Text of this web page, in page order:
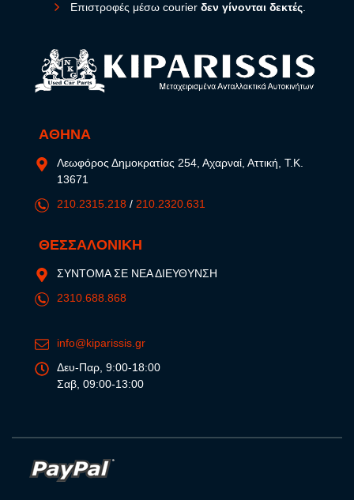
Επιστροφές μέσω courier δεν γίνονται δεκτές.
ΑΘΗΝΑ
Λεωφόρος Δημοκρατίας 254, Αχαρναί, Αττική, Τ.Κ.
13671
210.2315.218 / 210.2320.631
ΘΕΣΣΑΛΟΝΙΚΗ
ΣΥΝΤΟΜΑ ΣΕ ΝΕΑ ΔΙΕΥΘΥΝΣΗ
2310.688.868
info@kiparissis.gr
Δευ-Παρ, 9:00-18:00
Σαβ, 09:00-13:00